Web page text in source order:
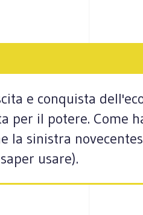
e conquista
per il potere. Come
la sinistra
usare).